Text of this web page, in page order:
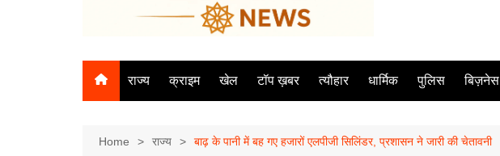
राज्य क्राइम खेल टॉप ख़बर त्यौहार धार्मिक पुलिस बिज़नेस
Home राज्य बाढ़ के पानी में बह गए हजारों एलपीजी सिलिंडर, प्रशासन ने जारी की चेतावनी